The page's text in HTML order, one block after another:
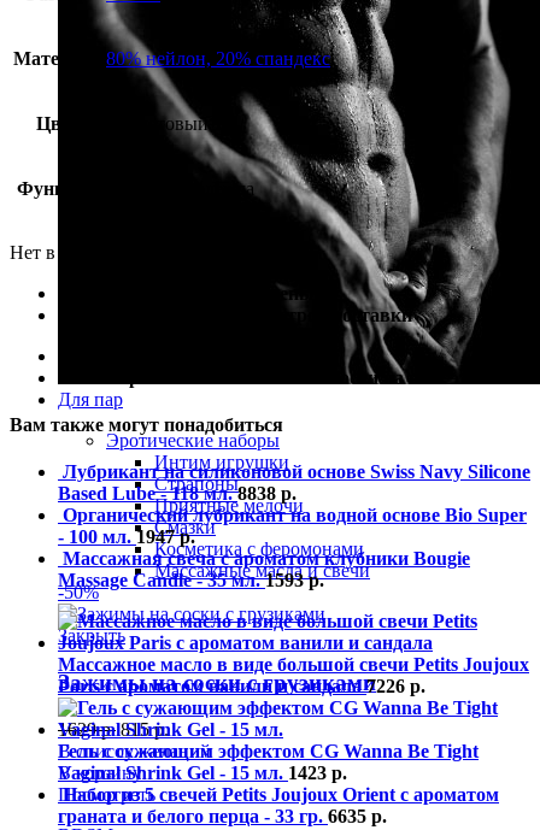
Для пар
Эротические наборы
Интим игрушки
Страпоны
Приятные мелочи
Смазки
Косметика с феромонами
Массажные масла и свечи
-50%
Закрыть
Зажимы на соски с грузиками
1629р. 815р.
В список желаний
В корзину
Посмотреть
Материал 80% нейлон, 20% спандекс
Цвет фиолетовый
Функция эротичная одежда
Нет в наличии
100% гарантия лучшей цены
100% гарантия самой быстрой доставки
100% гарантия полной анонимности на всех этапах
Вам также могут понадобиться
Лубрикант на силиконовой основе Swiss Navy Silicone
Based Lube - 118 мл.8838 р.
Органический лубрикант на водной основе Bio Super
- 100 мл.1947р.
Массажная свеча с ароматом клубники Bougie
Massage Candle - 35 мл.1593р.
Массажное масло в виде большой свечи Petits Joujoux
Paris с ароматом ванили и сандала7226 р.
Гель с сужающим эффектом CG Wanna Be Tight
Vaginal Shrink Gel - 15 мл. 1423 р.
Набор из 5 свечей Petits Joujoux Orient с ароматом
граната и белого перца - 33 гр. 6635 р.